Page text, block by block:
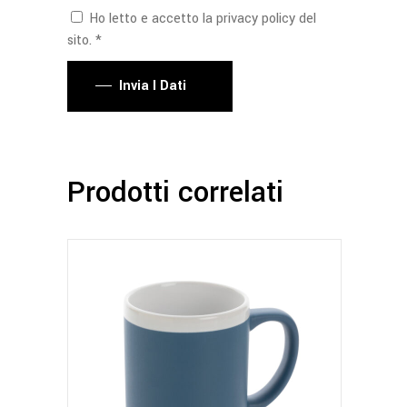
Ho letto e accetto la privacy policy del
sito. *
Invia I Dati
Prodotti correlati